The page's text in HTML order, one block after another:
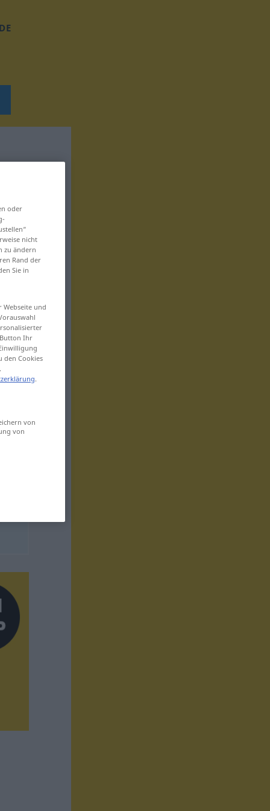
oder
nicht
zu ändern
Rand der
Sie in
und
Ihr
den Cookies
.
von
von